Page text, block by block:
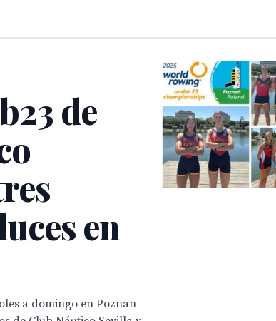
de
en
a domingo en Poznan